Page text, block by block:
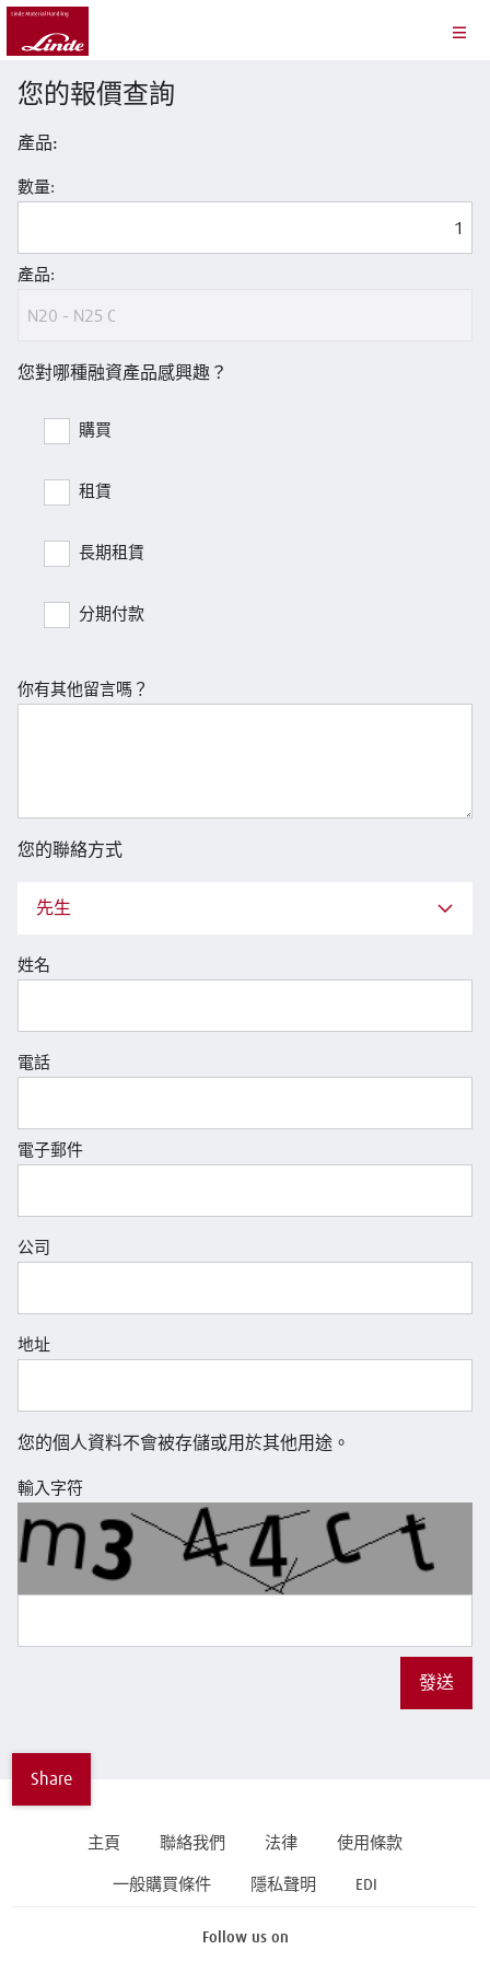
您的報價查詢
產品:
數量:
產品:
您對哪種融資產品感興趣？
購買
租賃
長期租賃
分期付款
你有其他留言嗎？
您的聯絡方式
先生
姓名
電話
電子郵件
公司
地址
您的個人資料不會被存儲或用於其他用途。
輸入字符
發送
Share
主頁 聯絡我們 法律 使用條款
一般購買條件 隱私聲明 EDI
Follow us on